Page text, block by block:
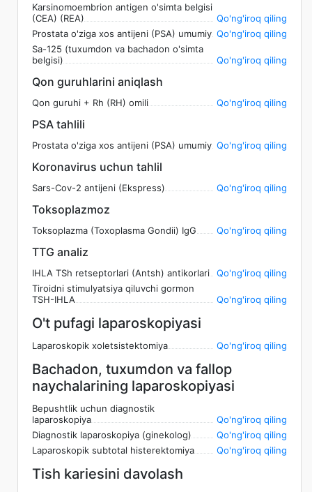
Karsinomoembrion antigen o'simta belgisi
(CEA) (REA)
Qo'ng'iroq qiling
Prostata o'ziga xos antijeni (PSA) umumiy Qo'ng'iroq qiling
Sa-125 (tuxumdon va bachadon o'simta
belgisi)
Qo'ng'iroq qiling
Qon guruhlarini aniqlash
Qon guruhi + Rh (RH) omili Qo'ng'iroq qiling
PSA tahlili
Prostata o'ziga xos antijeni (PSA) umumiy Qo'ng'iroq qiling
Koronavirus uchun tahlil
Sars-Cov-2 antijeni (Ekspress) Qo'ng'iroq qiling
Toksoplazmoz
Toksoplazma (Toxoplasma Gondii) IgG Qo'ng'iroq qiling
TTG analiz
IHLA TSh retseptorlari (Antsh) antikorlari
Qo'ng'iroq qiling
Tiroidni stimulyatsiya qiluvchi gormon
TSH-IHLA
Qo'ng'iroq qiling
O't pufagi laparoskopiyasi
Laparoskopik xoletsistektomiya Qo'ng'iroq qiling
Bachadon, tuxumdon va fallop
naychalarining laparoskopiyasi
Bepushtlik uchun diagnostik
laparoskopiya
Qo'ng'iroq qiling
Diagnostik laparoskopiya (ginekolog)
Qo'ng'iroq qiling
Laparoskopik subtotal histerektomiya
Qo'ng'iroq qiling
Tish kariesini davolash